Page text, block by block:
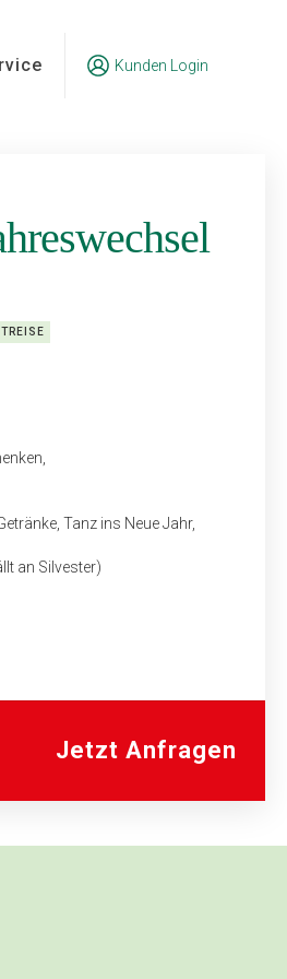
Kunden Login
Tanz ins Neue Jahr,
an Silvester)
Jetzt Anfragen